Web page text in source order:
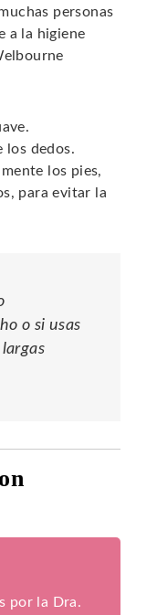
personas
a la higiene
los dedos.
los pies,
para evitar la
o si usas
por la Dra.